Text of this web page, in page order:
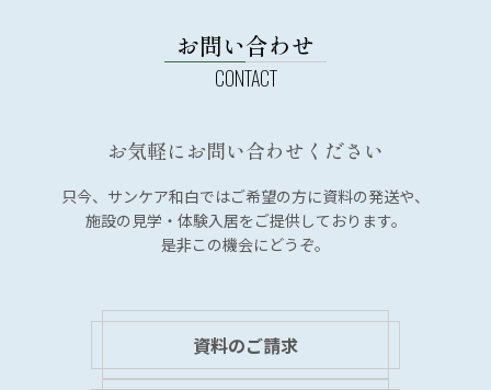
お問い合わせ
お気軽にお問い合わせください
只今、サンケア和白ではご希望の方に資料の発送や、
施設の見学・体験入居をご提供しております。
是非この機会にどうぞ。
資料のご請求